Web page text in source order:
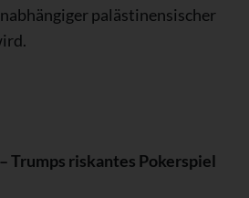
palästinensischer
Trumps riskantes Pokerspiel